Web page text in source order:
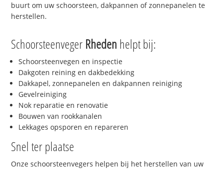
buurt om uw schoorsteen, dakpannen of zonnepanelen te
herstellen.
Schoorsteenveger Rheden helpt bij:
Schoorsteenvegen en inspectie
Dakgoten reining en dakbedekking
Dakkapel, zonnepanelen en dakpannen reiniging
Gevelreiniging
Nok reparatie en renovatie
Bouwen van rookkanalen
Lekkages opsporen en repareren
Snel ter plaatse
Onze schoorsteenvegers helpen bij het herstellen van uw